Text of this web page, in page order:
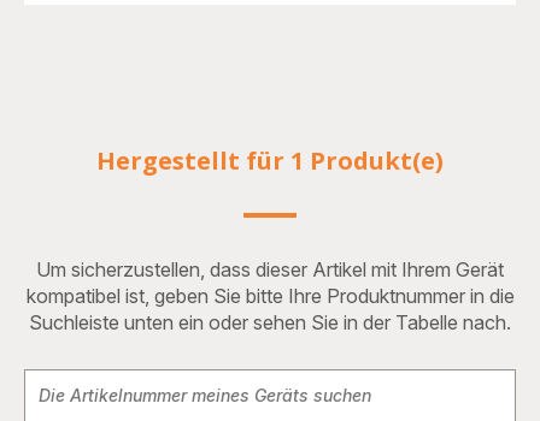
Hergestellt für 1 Produkt(e)
Um sicherzustellen, dass dieser Artikel mit Ihrem Gerät
kompatibel ist, geben Sie bitte Ihre Produktnummer in die
Suchleiste unten ein oder sehen Sie in der Tabelle nach.